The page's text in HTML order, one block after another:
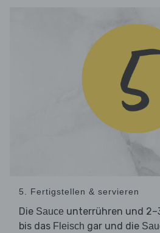
5. Fertigstellen & servieren
Die Sauce unterrühren und
bis das Fleisch gar und die